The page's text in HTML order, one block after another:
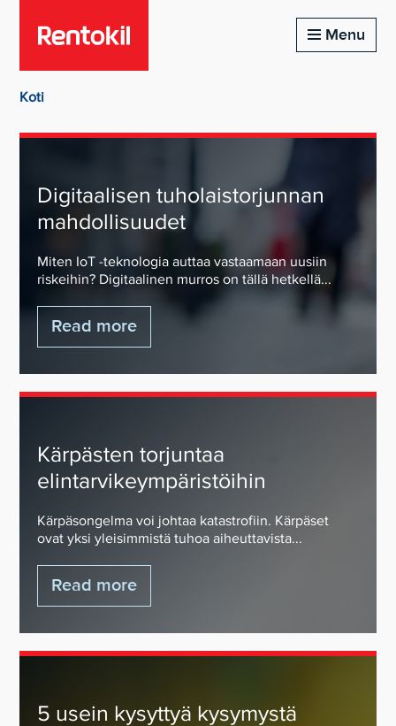
Menu
Koti
Digitaalisen tuholaistorjunnan
mahdollisuudet
Miten IoT -teknologia auttaa vastaamaan uusiin
riskeihin? Digitaalinen murros on tällä hetkellä...
Read more
Kärpästen torjuntaa
elintarvikeympäristöihin
Kärpäsongelma voi johtaa katastrofiin. Kärpäset
ovat yksi yleisimmistä tuhoa aiheuttavista...
Read more
5 usein kysyttyä kysymystä